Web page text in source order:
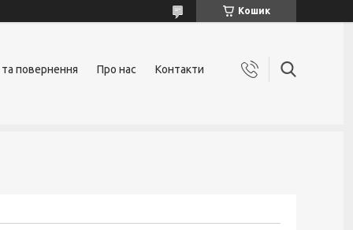
Кошик
повернення Про нас Контакти